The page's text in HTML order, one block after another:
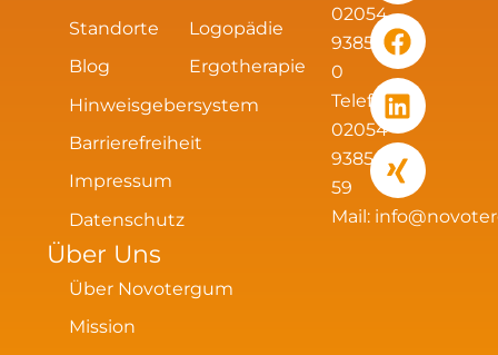
Standorte
Blog
Hinweisgebersystem
Barrierefreiheit
Impressum
Datenschutz
Über Uns
Über Novotergum
Mission
Logopädie
Ergotherapie
02054
93856
0
Telefax:
02054
93856
59
Mail:
s
t
a
g
r
a
m
c
e
b
o
o
k
n
k
e
d
i
n
n
g